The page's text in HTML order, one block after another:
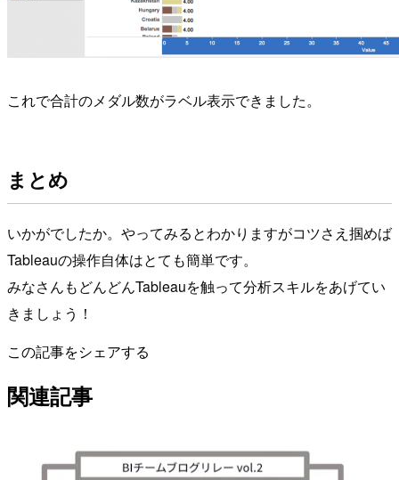
これで合計のメダル数がラベル表示できました。
まとめ
いかがでしたか。やってみるとわかりますがコツさえ掴めば
Tableauの操作自体はとても簡単です。
みなさんもどんどんTableauを触って分析スキルをあげてい
きましょう！
この記事をシェアする
関連記事